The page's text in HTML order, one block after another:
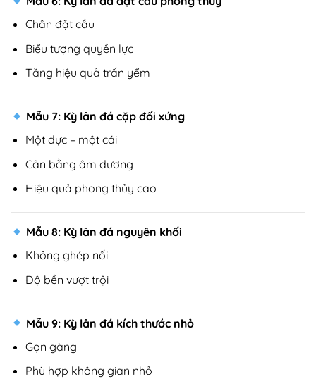
Chân đặt cầu
Biểu tượng quyền lực
Tăng hiệu quả trấn yểm
Mẫu 7: Kỳ lân đá cặp đối xứng
Một đực – một cái
Cân bằng âm dương
Hiệu quả phong thủy cao
Mẫu 8: Kỳ lân đá nguyên khối
Không ghép nối
Độ bền vượt trội
Mẫu 9: Kỳ lân đá kích thước nhỏ
Gọn gàng
Phù hợp không gian nhỏ